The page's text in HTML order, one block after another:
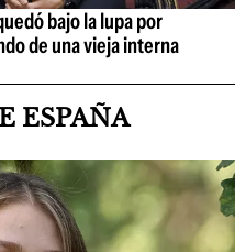
bajo la lupa por
de una vieja interna
ESPAÑA